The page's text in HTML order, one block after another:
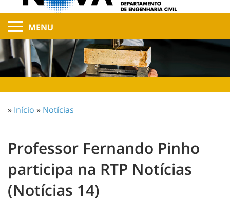
MENU
» Início » Notícias
Professor Fernando Pinho
participa na RTP Notícias
(Notícias 14)